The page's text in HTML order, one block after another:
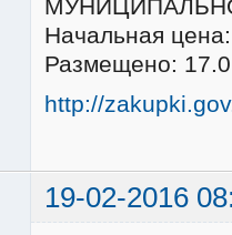
Начальная
Размещено:
http://
19-02-2016